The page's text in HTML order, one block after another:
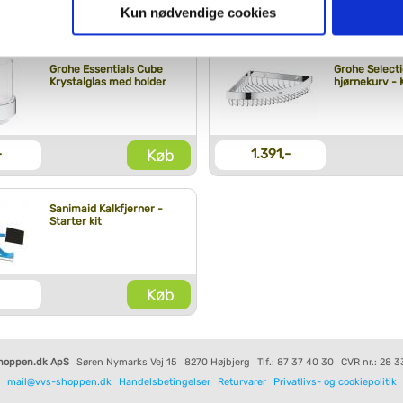
så giver du samtykke til de ovenfor nævnte formål med de
vælge bestemte cookie-typer til og fra nedenfor. Til enhver tid
måtte ønske det.
vi behandler dine personoplysninger, ved at klikke
Kun nødvendige cookies
Køb 299,-
Grohe Essentials Cube
Krystalglas med holder
Køb
Grohe
hjørnekurv -
1.391,-
Sanimaid Kalkfjerner -
Starter kit
Køb
ApS Søren Nymarks Vej 15 8270 Højbjerg Tlf.: 87 37 40 30
CVR nr.: 28
mail@vvs-shoppen.dk
Handelsbetingelser Returvarer Privatlivs- og cookiepolitik